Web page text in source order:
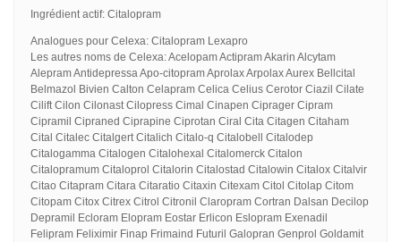
Ingrédient actif: Citalopram
Analogues pour Celexa: Citalopram Lexapro
Les autres noms de Celexa: Acelopam Actipram Akarin Alcytam
Alepram Antidepressa Apo-citopram Aprolax Arpolax Aurex Bellcital
Belmazol Bivien Calton Celapram Celica Celius Cerotor Ciazil Cilate
Cilift Cilon Cilonast Cilopress Cimal Cinapen Ciprager Cipram
Cipramil Cipraned Ciprapine Ciprotan Ciral Cita Citagen Citaham
Cital Citalec Citalgert Citalich Citalo-q Citalobell Citalodep
Citalogamma Citalogen Citalohexal Citalomerck Citalon
Citalopramum Citaloprol Citalorin Citalostad Citalowin Citalox Citalvir
Citao Citapram Citara Citaratio Citaxin Citexam Citol Citolap Citom
Citopam Citox Citrex Citrol Citronil Claropram Cortran Dalsan Decilop
Depramil Ecloram Elopram Eostar Erlicon Eslopram Exenadil
Felipram Feliximir Finap Frimaind Futuril Galopran Genprol Goldamit